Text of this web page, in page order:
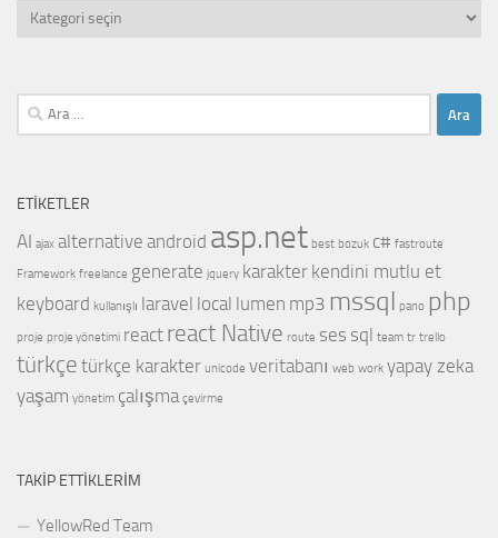
Kategoriler
Arama:
ETIKETLER
AI ajax alternative android asp.net best bozuk c# fastroute
Framework freelance generate jquery karakter kendini mutlu et
keyboard kullanışlı laravel local lumen mp3 mssql pano php
proje proje yönetimi react react Native route ses sql team tr trello
türkçe türkçe karakter unicode veritabanı web work yapay zeka
yaşam yönetim çalışma çevirme
TAKIP ETTIKLERIM
YellowRed Team